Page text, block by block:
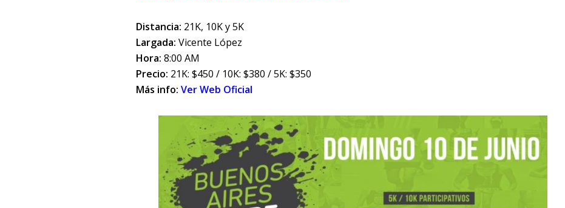
Distancia: 21K, 10K y 5K
Largada: Vicente López
Hora: 8:00 AM
Precio: 21K: $450 / 10K: $380 / 5K: $350
Más info: Ver Web Oficial